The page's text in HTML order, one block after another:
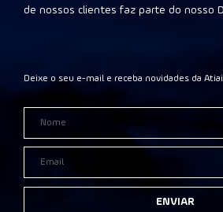
de nossos clientes faz parte do nosso
Deixe o seu e-mail e receba novidades da
ENVIAR